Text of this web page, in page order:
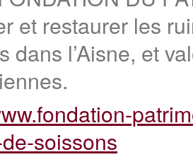
et restaurer les
dans l’Aisne, et
soissons